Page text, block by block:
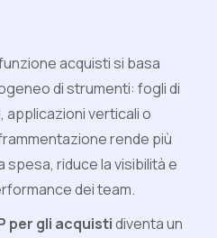
acquisti si basa
di strumenti: fogli di
verticali o
rende più
riduce la visibilità e
dei team.
per gli acquistidiventa un